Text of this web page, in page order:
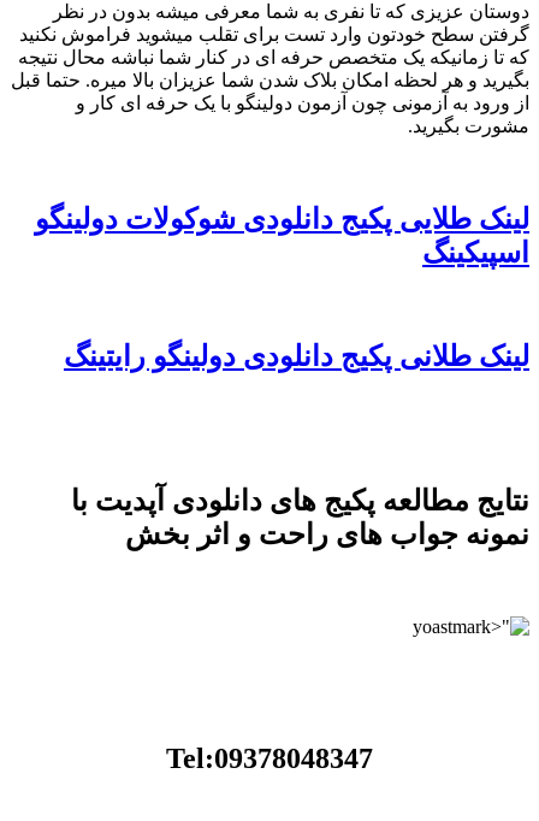
دوستان عزیزی که تا نفری به شما معرفی میشه بدون در نظر
گرفتن سطح خودتون وارد تست برای تقلب میشوید فراموش نکنید
که تا زمانیکه یک متخصص حرفه ای در کنار شما نباشه محال نتیجه
بگیرید و هر لحظه امکان بلاک شدن شما عزیزان بالا میره. حتما قبل
از ورود به آزمونی چون آزمون دولینگو با یک حرفه ای کار و
مشورت بگیرید.
لینک طلایی پکیج دانلودی شوکولات دولینگو
اسپیکینگ
لینک طلانی پکیج دانلودی دولینگو رایتینگ
نتایج مطالعه پکیج های دانلودی آپدیت با
نمونه جواب های راحت و اثر بخش
Tel:09378048347